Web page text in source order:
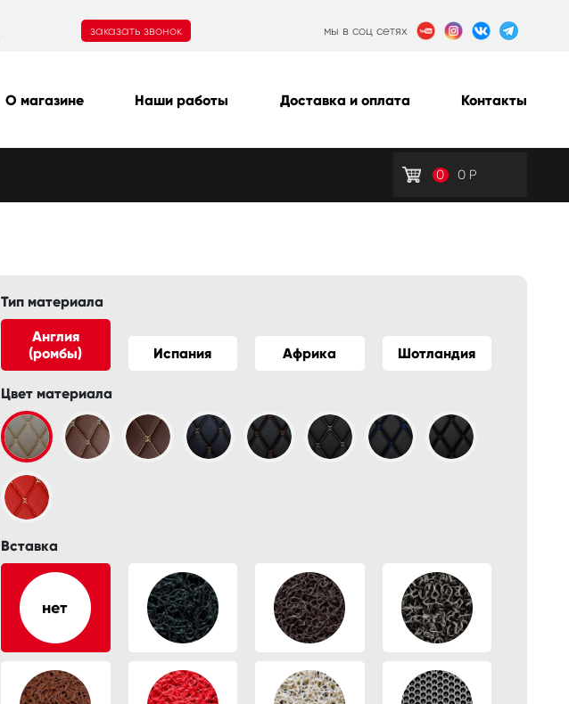
заказать звонок мы в соц сетях
О магазине Наши работы Доставка и оплата Контакты
0 0 Р
Тип материала
Англия
(ромбы)
Испания Африка Шотландия
Цвет материала
Вставка